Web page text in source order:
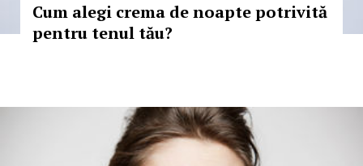
Cum alegi crema de noapte potrivită
pentru tenul tău?